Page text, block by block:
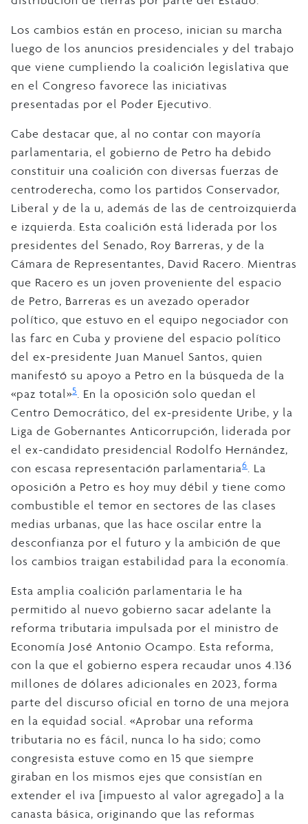
Los cambios están en proceso, inician su marcha
luego de los anuncios presidenciales y del trabajo
que viene cumpliendo la coalición legislativa que
en el Congreso favorece las iniciativas
presentadas por el Poder Ejecutivo.
Cabe destacar que, al no contar con mayoría
parlamentaria, el gobierno de Petro ha debido
constituir una coalición con diversas fuerzas de
centroderecha, como los partidos Conservador,
Liberal y de la u, además de las de centroizquierda
e izquierda. Esta coalición está liderada por los
presidentes del Senado, Roy Barreras, y de la
Cámara de Representantes, David Racero. Mientras
que Racero es un joven proveniente del espacio
de Petro, Barreras es un avezado operador
político, que estuvo en el equipo negociador con
las farc en Cuba y proviene del espacio político
del ex-presidente Juan Manuel Santos, quien
manifestó su apoyo a Petro en la búsqueda de la
«paz total»5. En la oposición solo quedan el
Centro Democrático, del ex-presidente Uribe, y la
Liga de Gobernantes Anticorrupción, liderada por
el ex-candidato presidencial Rodolfo Hernández,
con escasa representación parlamentaria6. La
oposición a Petro es hoy muy débil y tiene como
combustible el temor en sectores de las clases
medias urbanas, que las hace oscilar entre la
desconfianza por el futuro y la ambición de que
los cambios traigan estabilidad para la economía.
Esta amplia coalición parlamentaria le ha
permitido al nuevo gobierno sacar adelante la
reforma tributaria impulsada por el ministro de
Economía José Antonio Ocampo. Esta reforma,
con la que el gobierno espera recaudar unos 4.136
millones de dólares adicionales en 2023, forma
parte del discurso oficial en torno de una mejora
en la equidad social. «Aprobar una reforma
tributaria no es fácil, nunca lo ha sido; como
congresista estuve como en 15 que siempre
giraban en los mismos ejes que consistían en
extender el iva [impuesto al valor agregado] a la
canasta básica, originando que las reformas